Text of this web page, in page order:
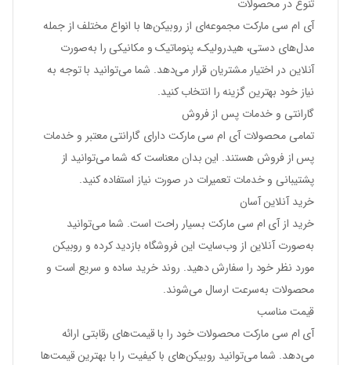
تنوع در محصولات
آی ام سی مارکت مجموعه‌ای از روبیکن‌ها با انواع مختلف از جمله
مدل‌های دستی، هیدرولیک، پنوماتیک و مکانیکی را به‌صورت
آنلاین در اختیار مشتریان قرار می‌دهد. شما می‌توانید با توجه به
نیاز خود بهترین گزینه را انتخاب کنید.
گارانتی و خدمات پس از فروش
تمامی محصولات آی ام سی مارکت دارای گارانتی معتبر و خدمات
پس از فروش هستند. این بدان معناست که شما می‌توانید از
پشتیبانی و خدمات تعمیرات در صورت نیاز استفاده کنید.
خرید آنلاین آسان
خرید از آی ام سی مارکت بسیار راحت است. شما می‌توانید
به‌صورت آنلاین از وب‌سایت این فروشگاه بازدید کرده و روبیکن
مورد نظر خود را سفارش دهید. روند خرید ساده و سریع است و
محصولات به‌سرعت ارسال می‌شوند.
قیمت مناسب
آی ام سی مارکت محصولات خود را با قیمت‌های رقابتی ارائه
می‌دهد. شما می‌توانید روبیکن‌های با کیفیت را با بهترین قیمت‌ها